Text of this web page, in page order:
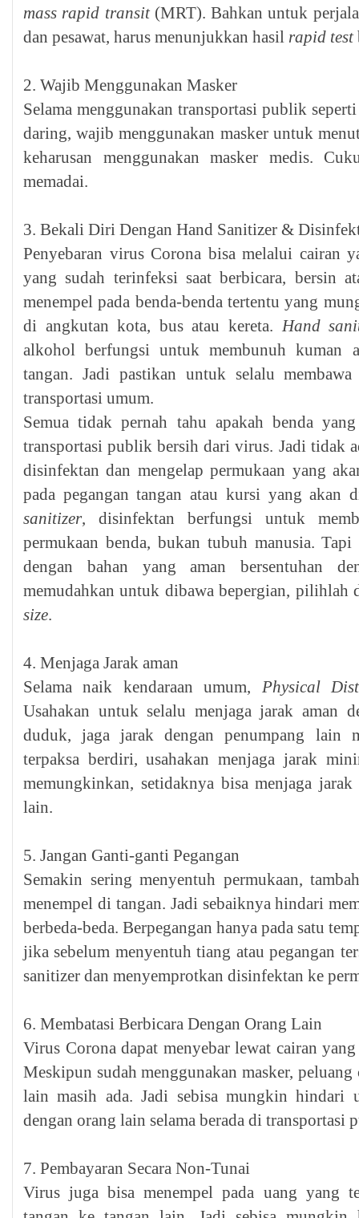
mass rapid transit(MRT). Bahkan untuk
dan pesawat, harus menunjukkan hasil rapid test
2. Wajib Menggunakan Masker
Selama menggunakan transportasi publik
daring, wajib menggunakan masker untuk
keharusan menggunakan masker medis.
memadai.
3. Bekali Diri Dengan Hand Sanitizer &
Penyebaran virus Corona bisa melalui cairan
yang sudah terinfeksi saat berbicara, bersin
menempel pada benda-benda tertentu yang
di angkutan kota, bus atau kereta. Hand
alkohol berfungsi untuk membunuh kuman
tangan. Jadi pastikan untuk selalu membawa
transportasi umum.
Semua tidak pernah tahu apakah benda
transportasi publik bersih dari virus. Jadi tidak
disinfektan dan mengelap permukaan yang
pada pegangan tangan atau kursi yang akan
sanitizer, disinfektan berfungsi untuk
permukaan benda, bukan tubuh manusia.
dengan bahan yang aman bersentuhan
memudahkan untuk dibawa bepergian, pilihlah
size.
4. Menjaga Jarak aman
Selama naik kendaraan umum, Physical
Usahakan untuk selalu menjaga jarak aman
duduk, jaga jarak dengan penumpang lain
terpaksa berdiri, usahakan menjaga jarak
memungkinkan, setidaknya bisa menjaga
lain.
5. Jangan Ganti-ganti Pegangan
Semakin sering menyentuh permukaan,
menempel di tangan. Jadi sebaiknya hindari
berbeda-beda. Berpegangan hanya pada satu
jika sebelum menyentuh tiang atau pegangan
sanitizer dan menyemprotkan disinfektan ke
6. Membatasi Berbicara Dengan Orang Lain
Virus Corona dapat menyebar lewat cairan
Meskipun sudah menggunakan masker,
lain masih ada. Jadi sebisa mungkin hindari
dengan orang lain selama berada di transportasi
7. Pembayaran Secara Non-Tunai
Virus juga bisa menempel pada uang yang